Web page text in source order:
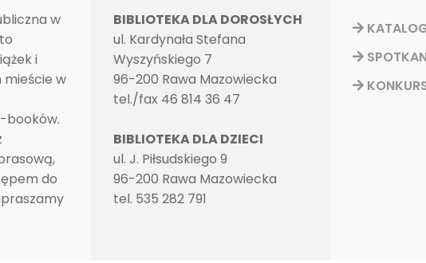
w
i
mieście w
booków.
do
BIBLIOTEKA DLA DOROSŁYCH
ul. Kardynała Stefana
Wyszyńskiego 7
96-200 Rawa Mazowiecka
tel./fax 46 814 36 47
BIBLIOTEKA DLA DZIECI
ul. J. Piłsudskiego 9
96-200 Rawa Mazowiecka
tel. 535 282 791